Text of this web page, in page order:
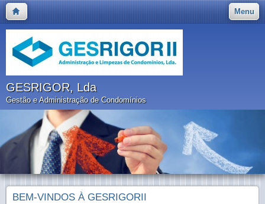
Menu
GESRIGOR, Lda
Gestão e Administração de Condomínios
BEM-VINDOS À GESRIGORII